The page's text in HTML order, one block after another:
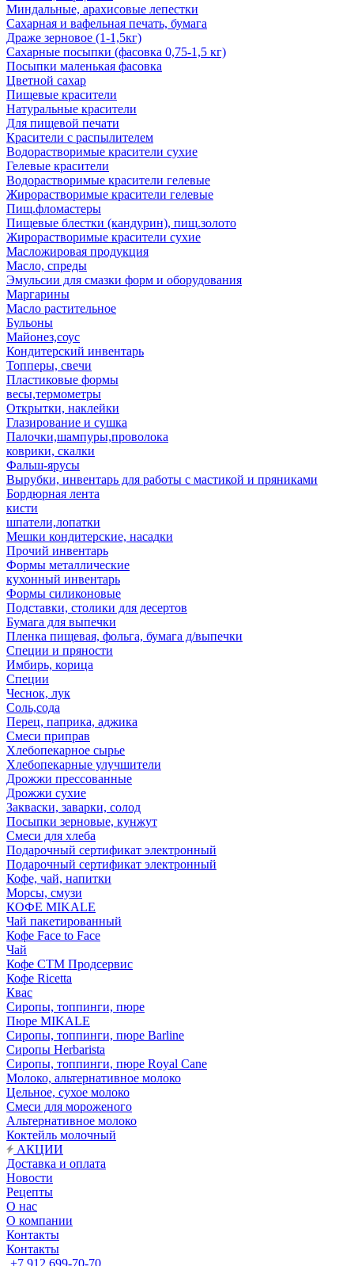
Миндальные, арахисовые лепестки
Сахарная и вафельная печать, бумага
Драже зерновое (1-1,5кг)
Сахарные посыпки (фасовка 0,75-1,5 кг)
Посыпки маленькая фасовка
Цветной сахар
Пищевые красители
Натуральные красители
Для пищевой печати
Красители с распылителем
Водорастворимые красители сухие
Гелевые красители
Водорастворимые красители гелевые
Жирорастворимые красители гелевые
Пищ.фломастеры
Пищевые блестки (кандурин), пищ.золото
Жирорастворимые красители сухие
Масложировая продукция
Масло, спреды
Эмульсии для смазки форм и оборудования
Маргарины
Масло растительное
Бульоны
Майонез,соус
Кондитерский инвентарь
Топперы, свечи
Пластиковые формы
весы,термометры
Открытки, наклейки
Глазирование и сушка
Палочки,шампуры,проволока
коврики, скалки
Фальш-ярусы
Вырубки, инвентарь для работы с мастикой и пряниками
Бордюрная лента
кисти
шпатели,лопатки
Мешки кондитерские, насадки
Прочий инвентарь
Формы металлические
кухонный инвентарь
Формы силиконовые
Подставки, столики для десертов
Бумага для выпечки
Пленка пищевая, фольга, бумага д/выпечки
Специи и пряности
Имбирь, корица
Специи
Чеснок, лук
Соль,сода
Перец, паприка, аджика
Смеси приправ
Хлебопекарное сырье
Хлебопекарные улучшители
Дрожжи прессованные
Дрожжи сухие
Закваски, заварки, солод
Посыпки зерновые, кунжут
Смеси для хлеба
Подарочный сертификат электронный
Подарочный сертификат электронный
Кофе, чай, напитки
Морсы, смузи
КОФЕ MIKALE
Чай пакетированный
Кофе Face to Face
Чай
Кофе СТМ Продсервис
Кофе Ricetta
Квас
Сиропы, топпинги, пюре
Пюре MIKALE
Сиропы, топпинги, пюре Barline
Сиропы Herbarista
Сиропы, топпинги, пюре Royal Cane
Молоко, альтернативное молоко
Цельное, сухое молоко
Смеси для мороженого
Альтернативное молоко
Коктейль молочный
АКЦИИ
Доставка и оплата
Новости
Рецепты
О нас
О компании
Контакты
Контакты
+7 912 699-70-70